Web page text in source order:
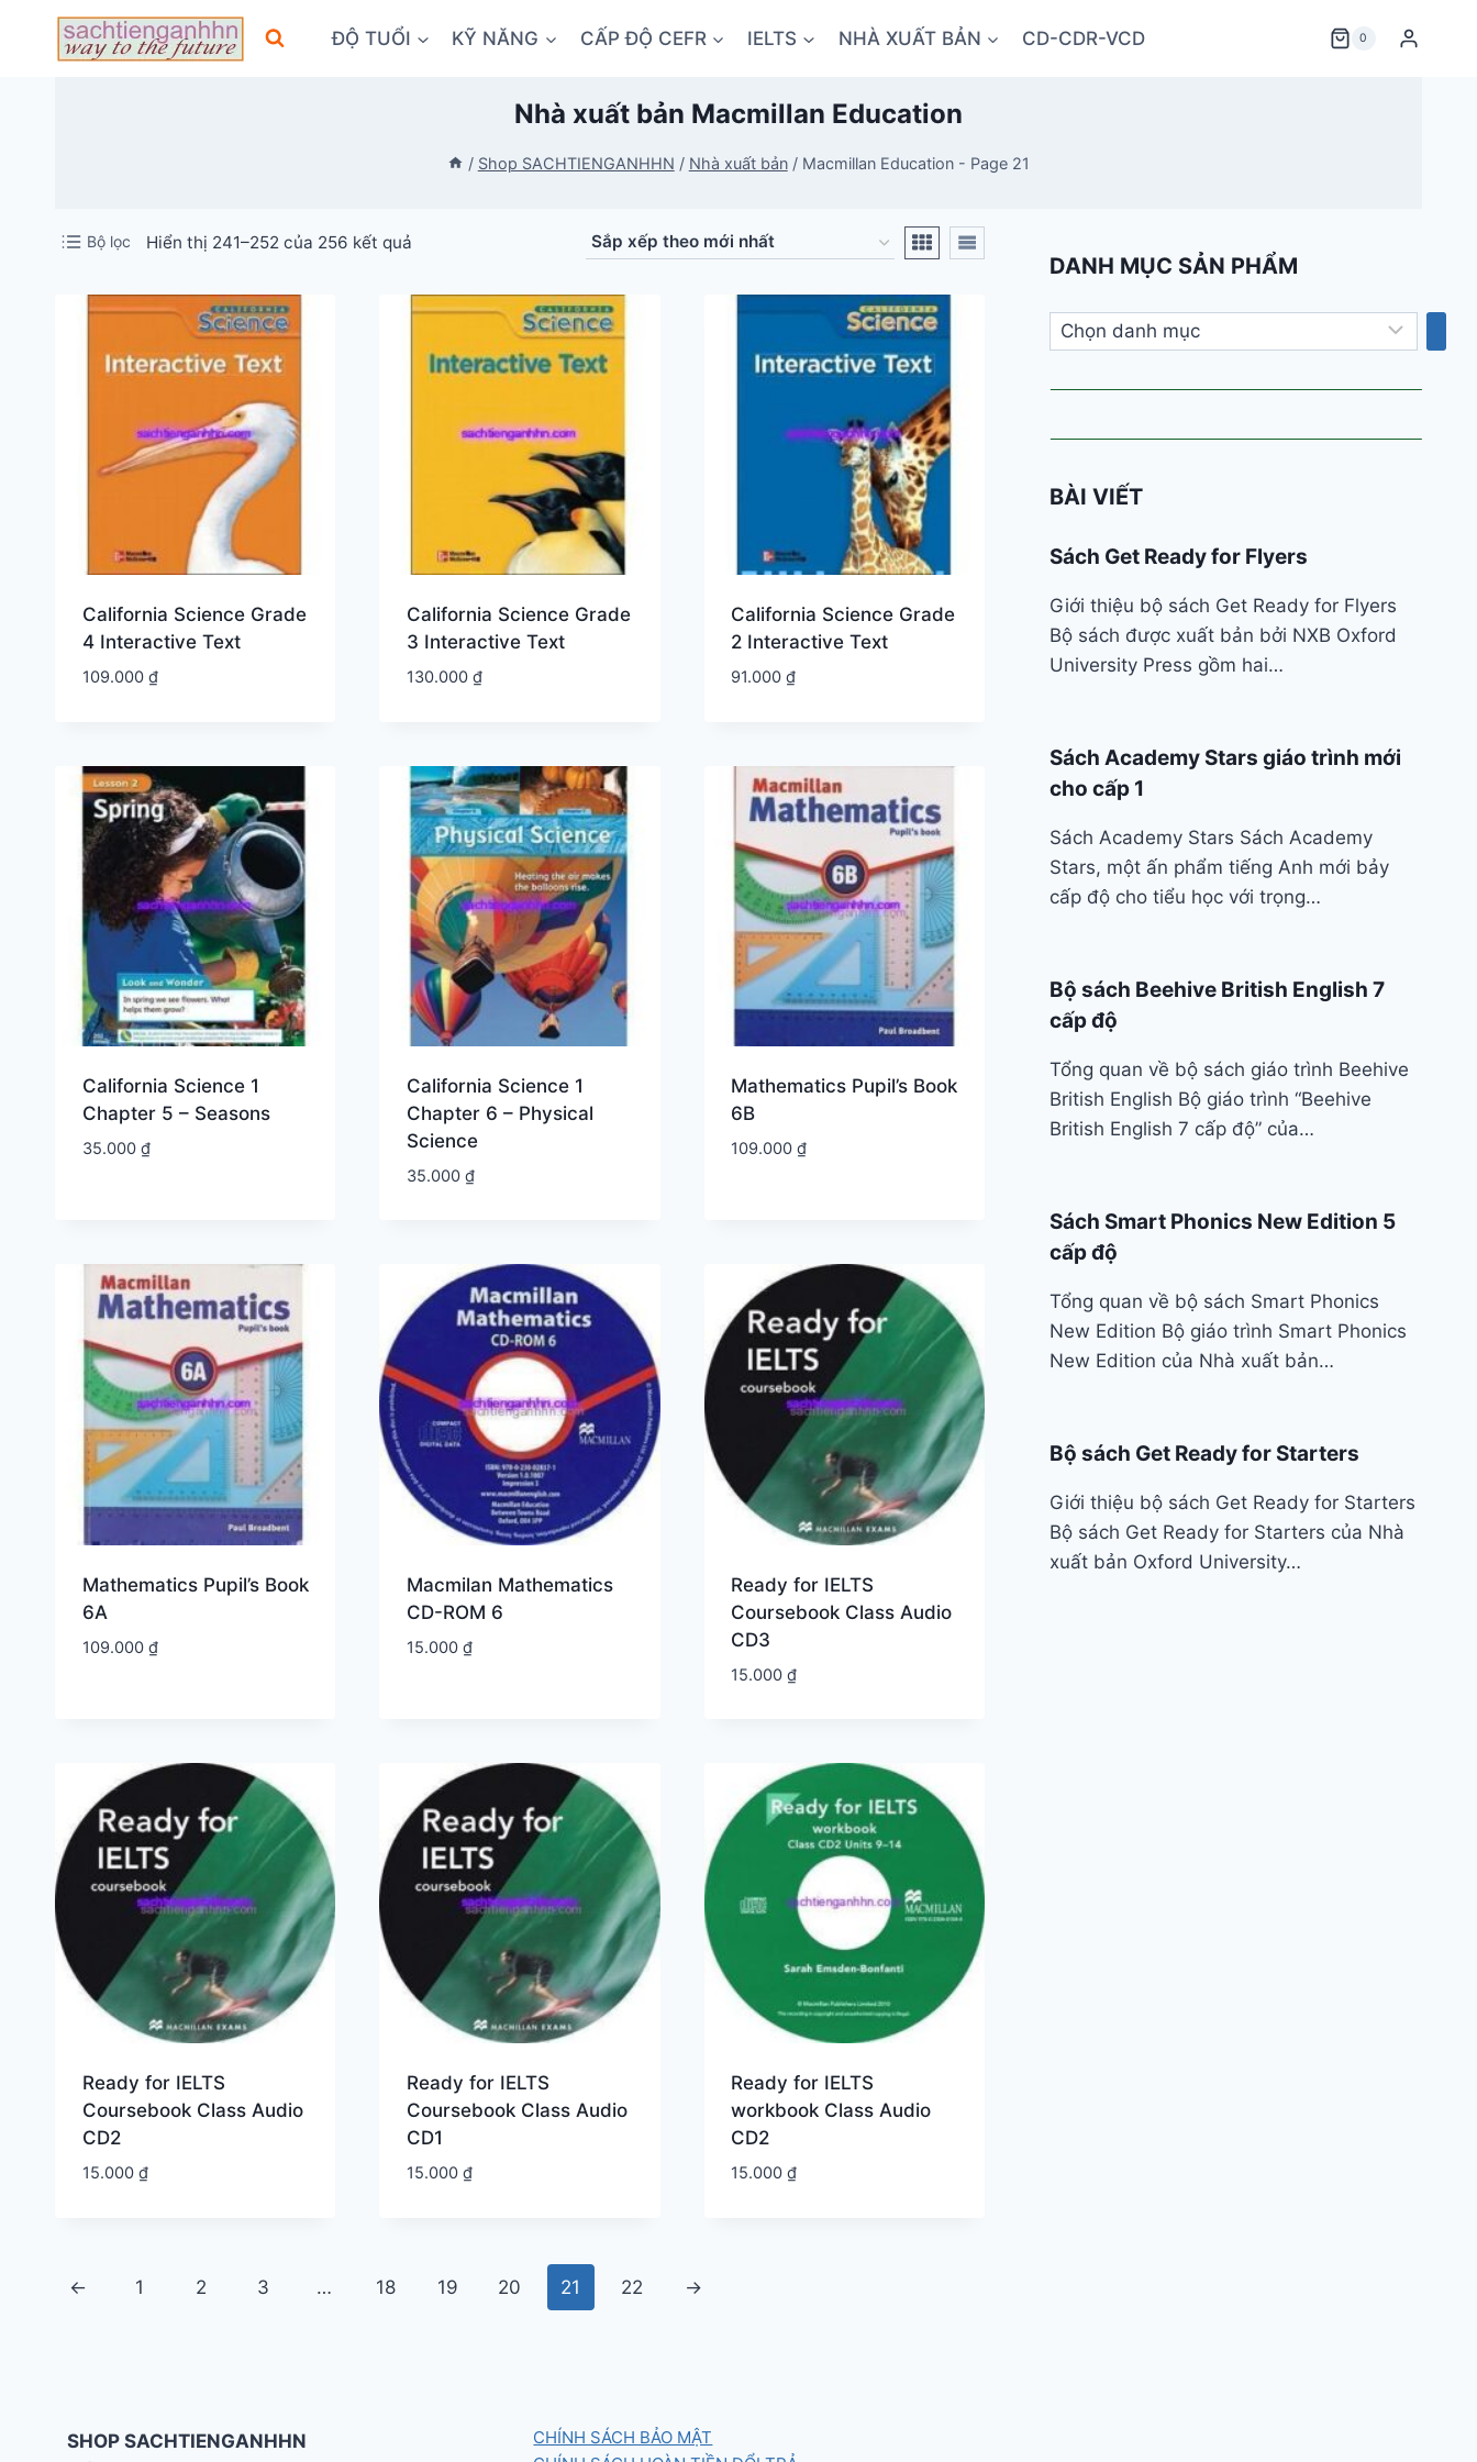
ĐỘ TUỔI KỸ NĂNG CẤP ĐỘ CEFR IELTS NHÀ XUẤT BẢN CD-CDR-VCD 0
Nhà xuất bản Macmillan Education
/ Shop SACHTIENGANHHN / Nhà xuất bản / Macmillan Education- Page 21
Bộ lọc Hiển thị 241–252 của 256 kết quảĐã
xếp
theo
mới
California Science Grade
4 Interactive Text
109.000 ₫
California Science Grade
3 Interactive Text
130.000 ₫
California Science Grade
2 Interactive Text
91.000₫
California Science 1
Chapter 5 – Seasons
35.000 ₫
California Science 1
Chapter 6 – Physical
Science
35.000 ₫
Mathematics Pupil’s Book
6B
109.000₫
Mathematics Pupil’s Book
6A
109.000 ₫
Macmilan Mathematics
CD-ROM 6
15.000 ₫
Ready for IELTS
Coursebook Class Audio
CD3
15.000₫
Ready for IELTS
Coursebook Class Audio
CD2
15.000 ₫
Ready for IELTS
Coursebook Class Audio
CD1
15.000 ₫
Ready for IELTS
workbook Class Audio
CD2
15.000₫
← 1 2 3 … 18 19 20 21 22 →
DANH MỤC SẢN PHẨM
Chọn
danh
mục
BÀI VIẾT
Sách Get Ready for Flyers
Giới thiệu bộ sách Get Ready for Flyers
Bộ sách được xuất bản bởi NXB Oxford
University Press gồm hai…
Sách Academy Stars giáo trình mới
cho cấp 1
Sách Academy Stars Sách Academy
Stars, một ấn phẩm tiếng Anh mới bảy
cấp độ cho tiểu học với trọng…
Bộ sách Beehive British English 7
cấp độ
Tổng quan về bộ sách giáo trình Beehive
British English Bộ giáo trình “Beehive
British English 7 cấp độ” của…
Sách Smart Phonics New Edition 5
cấp độ
Tổng quan về bộ sách Smart Phonics
New Edition Bộ giáo trình Smart Phonics
New Edition của Nhà xuất bản…
Bộ sách Get Ready for Starters
Giới thiệu bộ sách Get Ready for Starters
Bộ sách Get Ready for Starters của Nhà
xuất bản Oxford University…
SHOP SACHTIENGANHHN
CHÍNH SÁCH BẢO MẬT